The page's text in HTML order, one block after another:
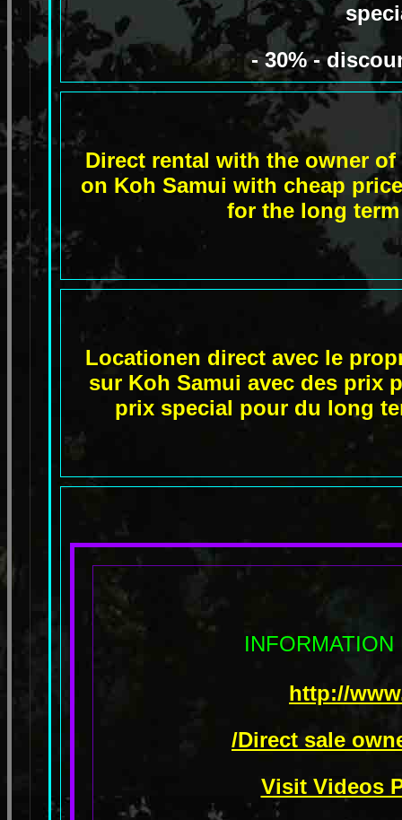
- 30% -
Direct rental with the owner
on Koh Samui with cheap
for the long
Locationen direct avec le
sur Koh Samui avec des prix
prix special pour du long
http://
/Direct sale
Visit Videos